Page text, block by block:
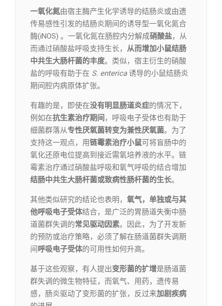
一氧化氮由宿主酶产生化学诱导的结肠炎或由遗
传易感性引发的结肠炎期间的诱导型一氧化氮合
酶(iNOS) 。一氧化氮在肠腔内分解成硝酸盐，从
而通过硝酸盐呼吸支持生长， 从而增加小鼠结肠
中共生大肠杆菌的丰度。类似，宿主衍生的硝酸
盐的呼吸有助于在 S. enterica诱导的小鼠结肠炎
期间腔内病原体扩张。
有趣的是，即使在没有明显肠道炎症的情况下，
例如在抗生素治疗期间 ，呼吸电子受体也有助于
细菌群落从专性厌氧菌转变为兼性厌氧菌。为了
支持这一观点，用链霉素治疗小鼠可将盲肠中的
氧化还原电位提高到接近需氧培养液的水平。链
霉素治疗通过硝酸盐呼吸和氧气呼吸的结合增加
结肠中共生大肠杆菌或致病性肠杆菌的生长。
其他类似研究的结论也表明， 氧气，单独或与其
他呼吸电子受体结合，是广泛的胃肠道失衡中肠
道菌群失调的常见驱动因素。因此，为了开发新
的预防或治疗策略，必须了解在肠道菌群失调期
间呼吸电子受体的可用性如何升高。
基于这些观察，有人提出变形菌的扩增是肠道菌
群失调的微生物特征，而氧气、用药，遗传易
感，肠炎驱动了变形菌的扩张，反过来加剧疾病